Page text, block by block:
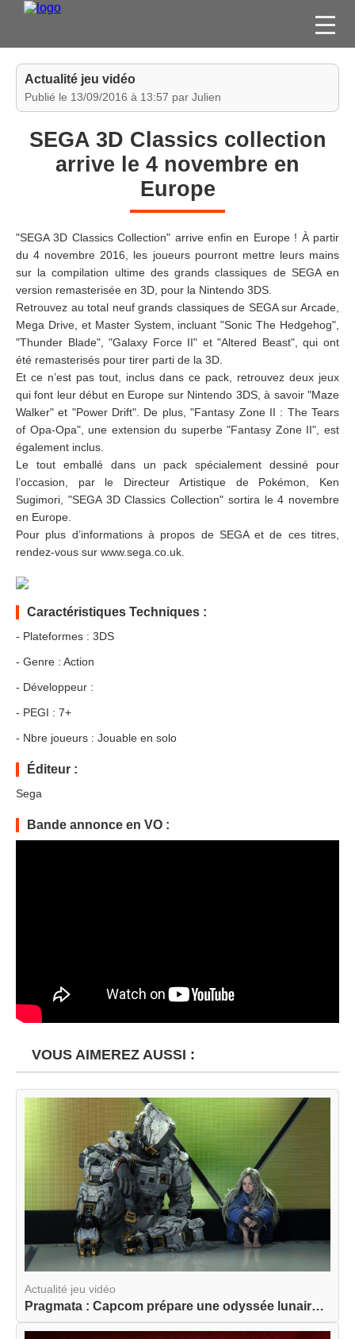
FILMS
JEUX VIDÉO
CONCOURS
ESPACE
MEMBRE
Actualité jeu vidéo
Publié le 13/09/2016 à 13:57 par Julien
SEGA 3D Classics collection
arrive le 4 novembre en
Europe
"SEGA 3D Classics Collection" arrive enfin en Europe ! À partir
du 4 novembre 2016, les joueurs pourront mettre leurs mains
sur la compilation ultime des grands classiques de SEGA en
version remasterisée en 3D, pour la Nintendo 3DS.
Retrouvez au total neuf grands classiques de SEGA sur Arcade,
Mega Drive, et Master System, incluant "Sonic The Hedgehog",
"Thunder Blade", "Galaxy Force II" et "Altered Beast", qui ont
été remasterisés pour tirer parti de la 3D.
Et ce n’est pas tout, inclus dans ce pack, retrouvez deux jeux
qui font leur début en Europe sur Nintendo 3DS, à savoir "Maze
Walker" et "Power Drift". De plus, "Fantasy Zone II : The Tears
of Opa-Opa", une extension du superbe "Fantasy Zone II", est
également inclus.
Le tout emballé dans un pack spécialement dessiné pour
l’occasion, par le Directeur Artistique de Pokémon, Ken
Sugimori, "SEGA 3D Classics Collection" sortira le 4 novembre
en Europe.
Pour plus d’informations à propos de SEGA et de ces titres,
rendez-vous sur www.sega.co.uk.
Caractéristiques Techniques :
- Plateformes : 3DS
- Genre : Action
- Développeur :
- PEGI : 7+
- Nbre joueurs : Jouable en solo
Éditeur :
Sega
Bande annonce en VO :
VOUS AIMEREZ AUSSI :
Actualité jeu vidéo
Pragmata : Capcom prépare une odyssée lunaire am...